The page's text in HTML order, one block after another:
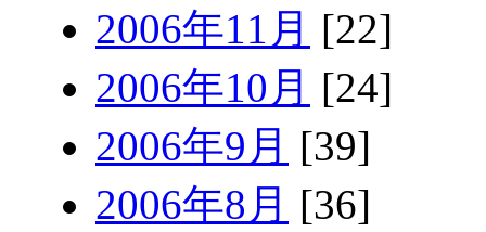
2006年11月 [22]
2006年10月 [24]
2006年9月 [39]
2006年8月 [36]